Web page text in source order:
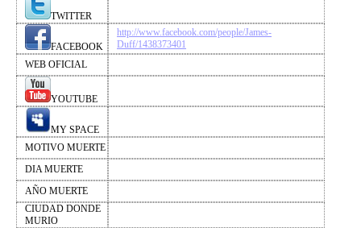
TWITTER
FACEBOOK
http://www.facebook.com/people/James-
Duff/1438373401
WEB OFICIAL
YOUTUBE
MY SPACE
MOTIVO MUERTE
DIA MUERTE
AÑO MUERTE
CIUDAD DONDE
MURIO